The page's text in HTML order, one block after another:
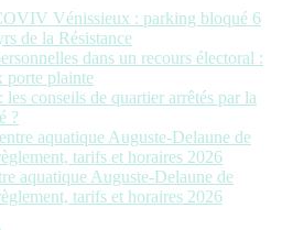
Vénissieux : parking bloqué 6
de la Résistance
dans un recours électoral :
porte plainte
conseils de quartier arrêtés par la
?
aquatique Auguste-Delaune de
tarifs et horaires 2026
aquatique Auguste-Delaune de
tarifs et horaires 2026